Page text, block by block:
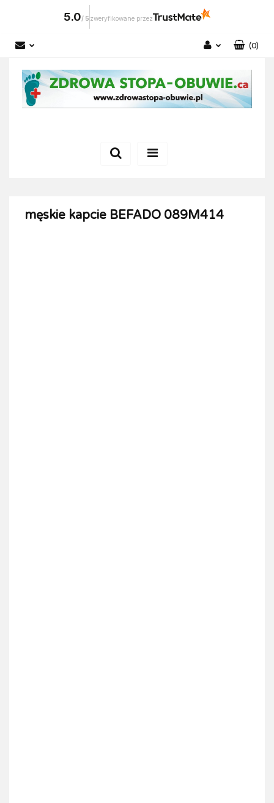
5.0/ 5 zweryfikowane przez
Zarejestruj się
Dodaj zgłoszenie
(0)
męskie kapcie BEFADO 089M414